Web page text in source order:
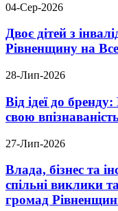
04-Сер-2026
Двоє дітей з
Рівненщину на
28-Лип-2026
Від ідеї до
свою
27-Лип-2026
Влада, бізнес та
спільні виклики
громад